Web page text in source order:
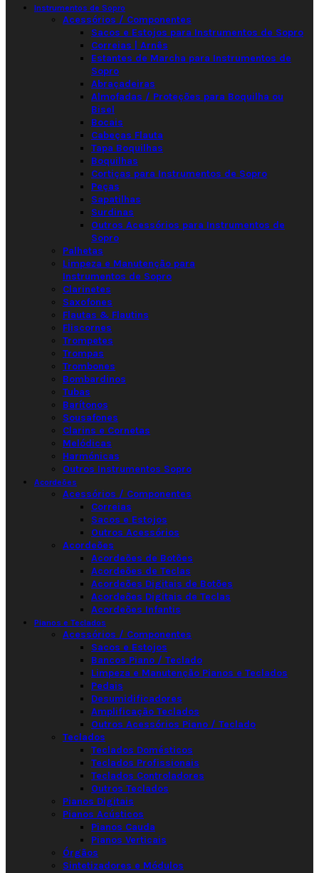
Instrumentos de Sopro
Acessórios / Componentes
Sacos e Estojos para Instrumentos de Sopro
Correias | Arnês
Estantes de Marcha para Instrumentos de
Sopro
Abraçadeiras
Almofadas / Proteções para Boquilha ou
Bisel
Bocais
Cabeças Flauta
Tapa Boquilhas
Boquilhas
Cortiças para Instrumentos de Sopro
Peças
Sapatilhas
Surdinas
Outros Acessórios para Instrumentos de
Sopro
Palhetas
Limpeza e Manutenção para
Instrumentos de Sopro
Clarinetes
Saxofones
Flautas & Flautins
Fliscornes
Trompetes
Trompas
Trombones
Bombardinos
Tubas
Barítonos
Sousafones
Clarins e Cornetas
Melódicas
Harmónicas
Outros Instrumentos Sopro
Acordeões
Acessórios / Componentes
Correias
Sacos e Estojos
Outros Acessórios
Acordeões
Acordeões de Botões
Acordeões de Teclas
Acordeões Digitais de Botões
Acordeões Digitais de Teclas
Acordeões Infantis
Pianos e Teclados
Acessórios / Componentes
Sacos e Estojos
Bancos Piano / Teclado
Limpeza e Manutenção Pianos e Teclados
Pedais
Desumidificadores
Amplificação Teclados
Outros Acessórios Piano / Teclado
Teclados
Teclados Domésticos
Teclados Profissionais
Teclados Controladores
Outros Teclados
Pianos Digitais
Pianos Acústicos
Pianos Cauda
Pianos Verticais
Órgãos
Sintetizadores e Módulos